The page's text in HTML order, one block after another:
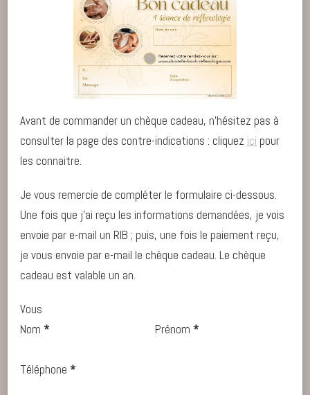
Avant de commander un chèque cadeau, n’hésitez pas à
consulter la page des contre-indications : cliquez ici pour
les connaitre.
Je vous remercie de compléter le formulaire ci-dessous.
Une fois que j’ai reçu les informations demandées, je vois
envoie par e-mail un RIB ; puis, une fois le paiement reçu,
je vous envoie par e-mail le chèque cadeau. Le chèque
cadeau est valable un an.
Vous
Nom * Prénom *
Téléphone *